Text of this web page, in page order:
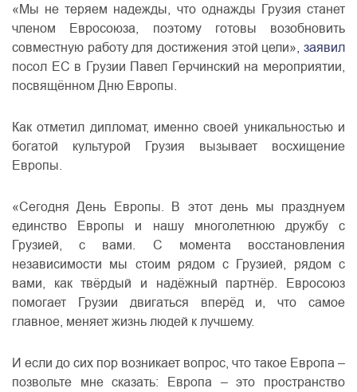
«Мы не теряем надежды, что однажды Грузия станет
членом Евросоюза, поэтому готовы возобновить
совместную работу для достижения этой цели», заявил
посол ЕС в Грузии Павел Герчинский на мероприятии,
посвящённом Дню Европы.
Как отметил дипломат, именно своей уникальностью и
богатой культурой Грузия вызывает восхищение
Европы.
«Сегодня День Европы. В этот день мы празднуем
единство Европы и нашу многолетнюю дружбу с
Грузией, с вами. С момента восстановления
независимости мы стоим рядом с Грузией, рядом с
вами, как твёрдый и надёжный партнёр. Евросоюз
помогает Грузии двигаться вперёд и, что самое
главное, меняет жизнь людей к лучшему.
И если до сих пор возникает вопрос, что такое Европа –
позвольте мне сказать: Европа – это пространство